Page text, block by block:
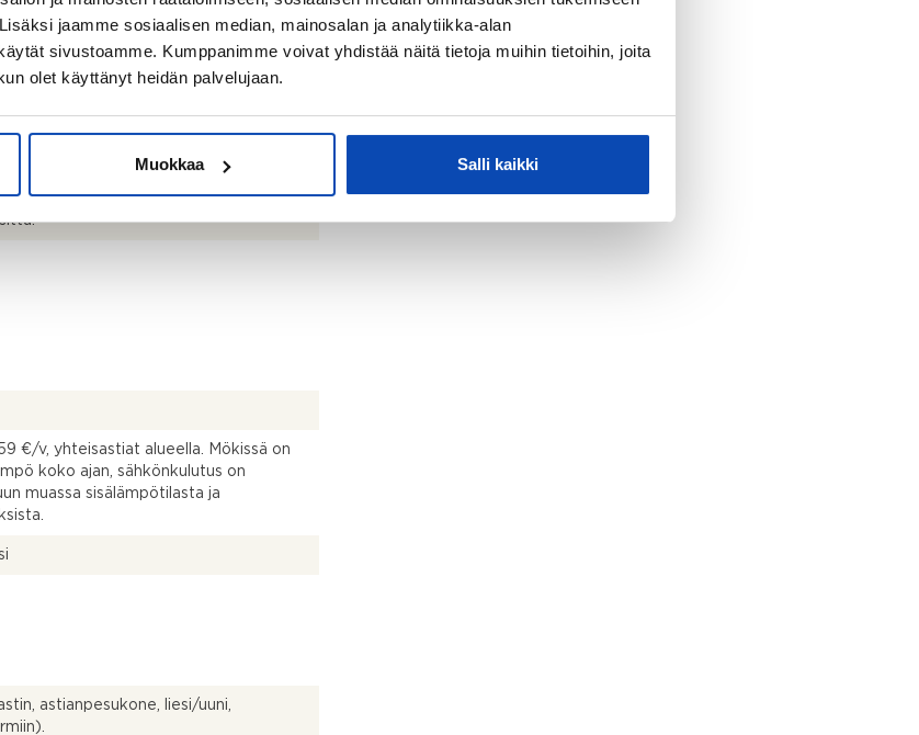
jaamme sosiaalisen median, mainosalan ja analytiikka-alan
sivustoamme. Kumppanimme voivat yhdistää näitä tietoja muihin tietoihin, joita
olet käyttänyt heidän palvelujaan.
Muokkaa Salli kaikki
astianpesukone, liesi/uuni,
suihku, pyykinpesukone.
€/v, yhteisastiat alueella. Mökissä on
koko ajan, sähkönkulutus on
muassa sisälämpötilasta ja
astianpesukone, liesi/uuni,